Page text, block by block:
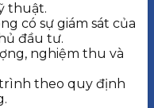
thuật.
có sự giám sát của
đầu tư.
nghiệm thu và
trình theo quy định